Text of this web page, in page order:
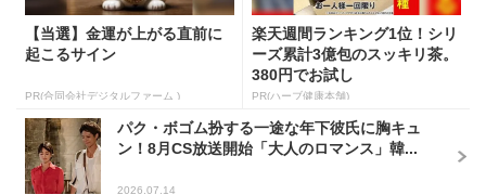
【当選】金運が上がる直前に
起こるサイン
PR(合同会社デジタルファーム )
楽天週間ランキング1位！シリ
ーズ累計3億包のスッキリ茶。
380円でお試し
PR(ハーブ健康本舗)
パク・ボゴム扮する一途な年下彼氏に胸キュ
ン！8月CS放送開始「大人のロマンス」韓...
2026.07.14